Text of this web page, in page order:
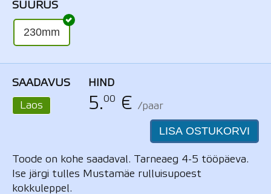
SUURUS
230mm
SAADAVUS
Laos
HIND
5.00 € /paar
LISA OSTUKORVI
Toode on kohe saadaval. Tarneaeg 4-5 tööpäeva.
Ise järgi tulles Mustamäe rulluisupoest
kokkuleppel.